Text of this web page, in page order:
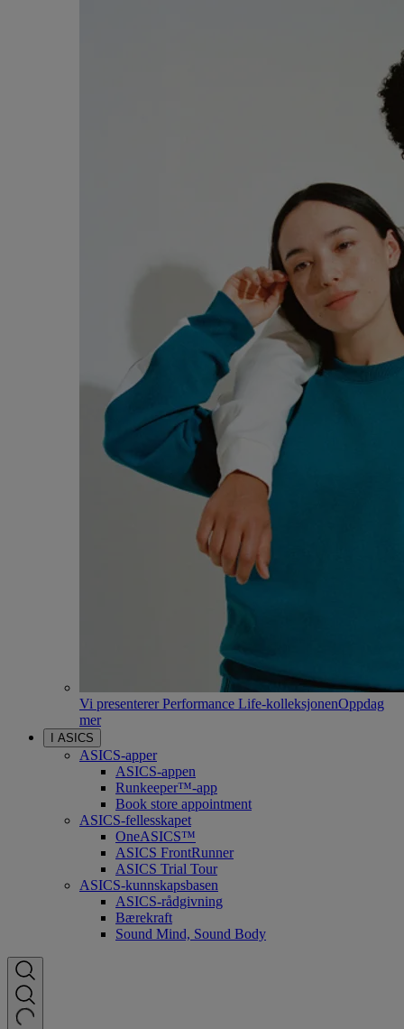
Vi presenterer Performance Life-kolleksjonenOppdag
mer
I ASICS
ASICS-apper
ASICS-appen
Runkeeper™-app
Book store appointment
ASICS-fellesskapet
OneASICS™
ASICS FrontRunner
ASICS Trial Tour
ASICS-kunnskapsbasen
ASICS-rådgivning
Bærekraft
Sound Mind, Sound Body